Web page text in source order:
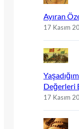
Ayıran
17 Kasım
Değerleri
17 Kasım